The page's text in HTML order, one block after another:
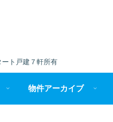
ト戸建７軒所有
物件アーカイブ